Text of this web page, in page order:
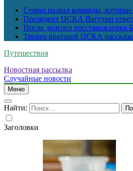
Семин назвал команды,
Президент ЦСКА Ватутин
После долгого восстановления
Тренер вратарей ЦСКА
Путешествия
Новостная рассылка
Случайные новости
Меню
Найти:
Заголовки